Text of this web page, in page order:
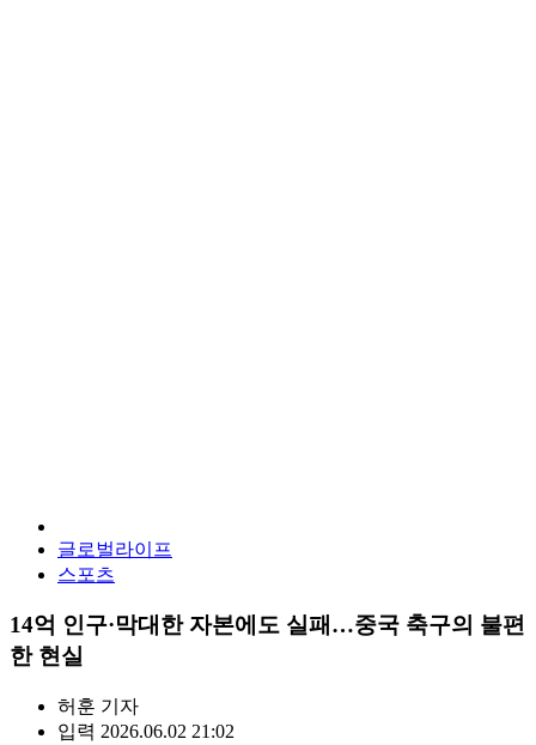
글로벌라이프
스포츠
14억 인구·막대한 자본에도 실패…중국 축구의 불편
한 현실
허훈 기자
입력 2026.06.02 21:02